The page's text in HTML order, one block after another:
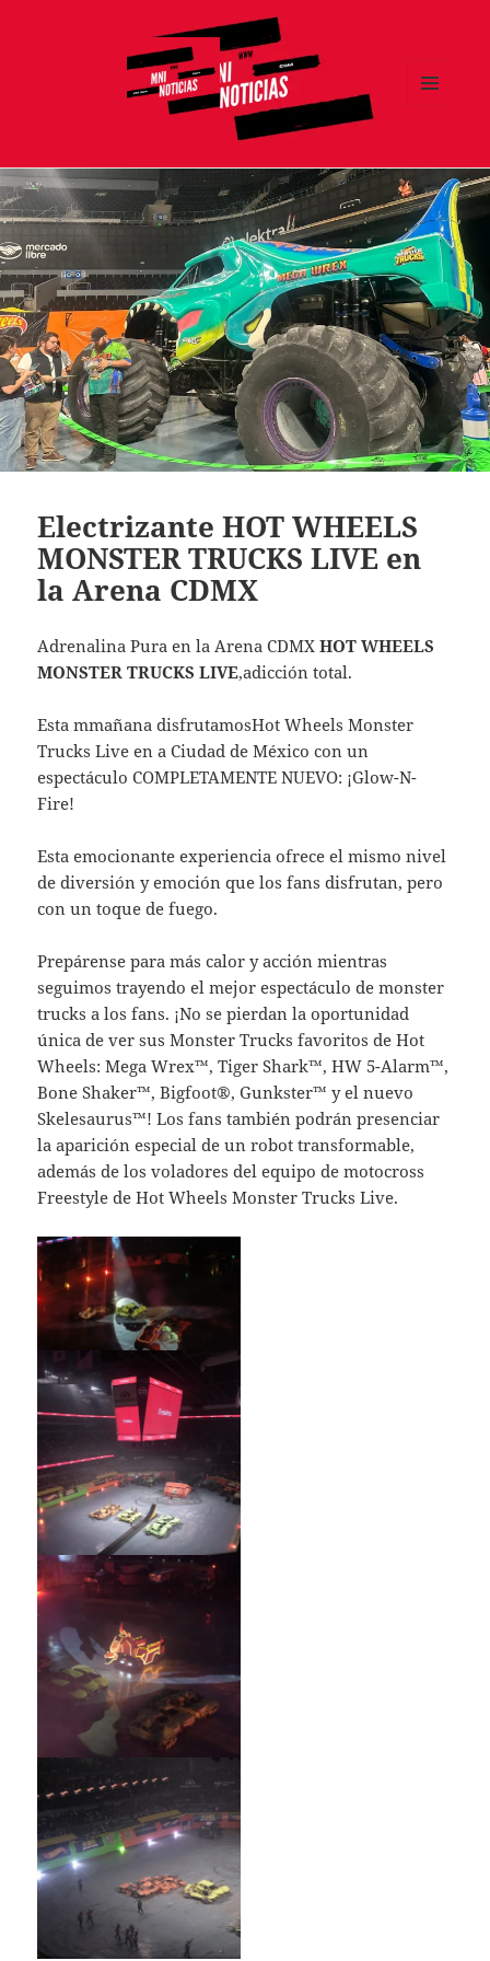
Electrizante HOT WHEELS
MONSTER TRUCKS LIVE en
la Arena CDMX
Adrenalina Pura en la Arena CDMXHOT WHEELS
MONSTER TRUCKS LIVE,adicción total.
Esta mmañana disfrutamosHot Wheels Monster
Trucks Live en a Ciudad de México con un
espectáculo COMPLETAMENTE NUEVO: ¡Glow-N-
Fire!
Esta emocionante experiencia ofrece el mismo nivel
de diversión y emoción que los fans disfrutan, pero
con un toque de fuego.
Prepárense para más calor y acción mientras
seguimos trayendo el mejor espectáculo de monster
trucks a los fans. ¡No se pierdan la oportunidad
única de ver sus Monster Trucks favoritos de Hot
Wheels: Mega Wrex™, Tiger Shark™, HW 5-Alarm™,
Bone Shaker™, Bigfoot®, Gunkster™ y el nuevo
Skelesaurus™! Los fans también podrán presenciar
la aparición especial de un robot transformable,
además de los voladores del equipo de motocross
Freestyle de Hot Wheels Monster Trucks Live.